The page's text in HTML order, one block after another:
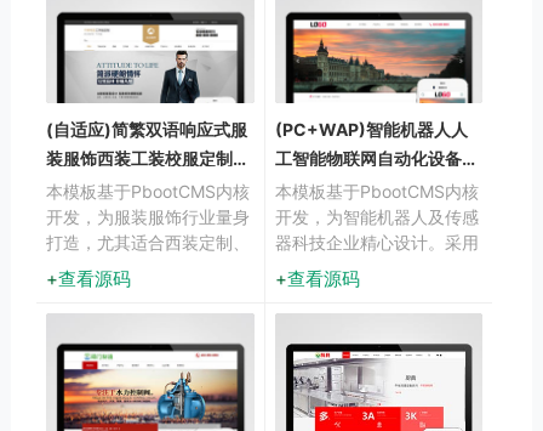
获得较优呈现效果，帮助快
速构建专业的内容营销平
PC与移动端数据同步，管
理便捷。模板布局合理
(自适应)简繁双语响应式服
装服饰西装工装校服定制
pbootcms模板
本模板基于PbootCMS内核
开发，为服装服饰行业量身
打造，尤其适合西装定制、
工装生产、校服订制等服装
类企业使用。模板采用响应
式布局设计，确保在手机、
平板、电脑
查看源码
(PC+WAP)智能机器人人
工智能物联网自动化设备源
码下载
本模板基于PbootCMS内核
开发，为智能机器人及传感
器科技企业精心设计。采用
现代化设计风格，突出科技
感与专业性，多方位展示企
业技术实力与产品优势。
查看源码